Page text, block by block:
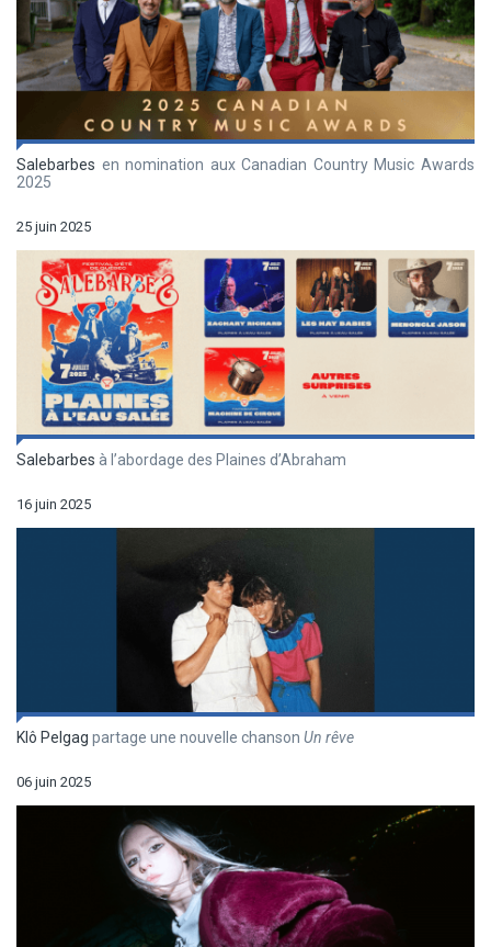
Salebarbes en nomination aux Canadian Country Music Awards
2025
25 juin 2025
Salebarbes à l’abordage des Plaines d’Abraham
16 juin 2025
Klô Pelgag partage une nouvelle chanson Un rêve
06 juin 2025